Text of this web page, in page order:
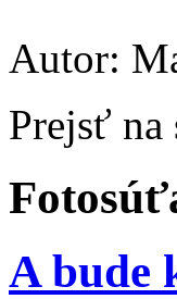
Autor:
Prejsť na
A bude